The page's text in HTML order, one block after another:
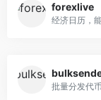
forexlive
经济日历，
批量分发代